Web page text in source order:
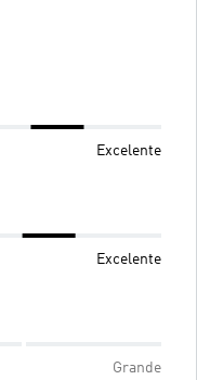
Excelente
Excelente
Grande